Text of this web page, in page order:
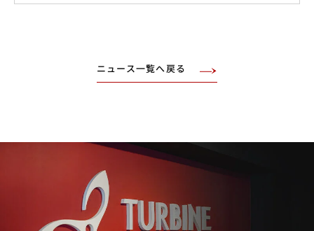
ニュース一覧へ戻る